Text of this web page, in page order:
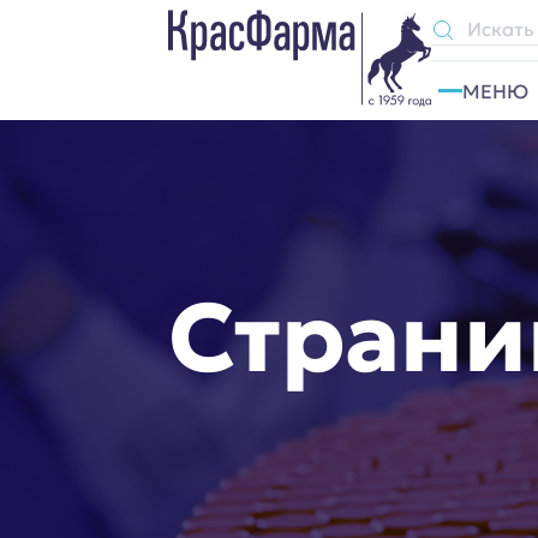
МЕНЮ
ИСТОРИЯ
РАСКРЫТИЕ ИНФОРМАЦИИ
ПРОИЗВОДСТВО
СИСТЕМА КАЧЕСТВА
ИНВЕСТОРАМ
КАРЬЕРА
ИННОВАЦИИ
СОЦИАЛЬНАЯ
ОТВЕТСТВЕННОСТЬ
И